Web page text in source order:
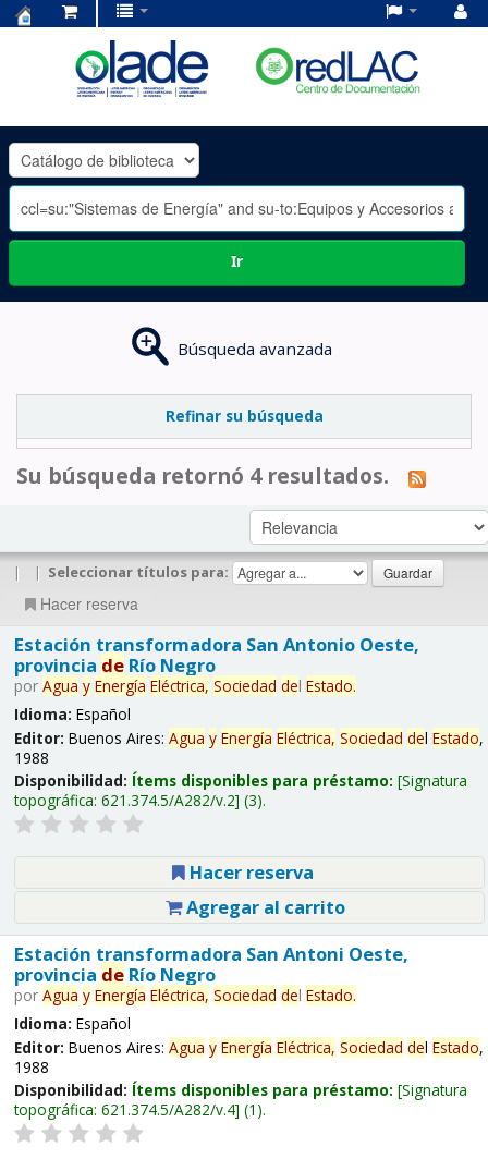
OLADE
-
Ir
Búsqueda avanzada
Refinar su búsqueda
Su búsqueda retornó 4 resultados.
| | Seleccionar títulos para:
Hacer reserva
Estación transformadora San Antonio Oeste,
provincia deRío Negro
por Agua y Energía Eléctrica, Sociedad del Estado.
Idioma: Español
Editor: Buenos Aires: Agua y Energía Eléctrica, Sociedad del Estado,
1988
Disponibilidad: Ítems disponibles para préstamo: Signatura
topográfica: 621.374.5/A282/v.2 (3).
Hacer reserva
Agregar al carrito
Estación transformadora San Antoni Oeste,
provincia deRío Negro
por Agua y Energía Eléctrica, Sociedad del Estado.
Idioma: Español
Editor: Buenos Aires: Agua y Energía Eléctrica, Sociedad del Estado,
1988
Disponibilidad: Ítems disponibles para préstamo: Signatura
topográfica: 621.374.5/A282/v.4 (1).